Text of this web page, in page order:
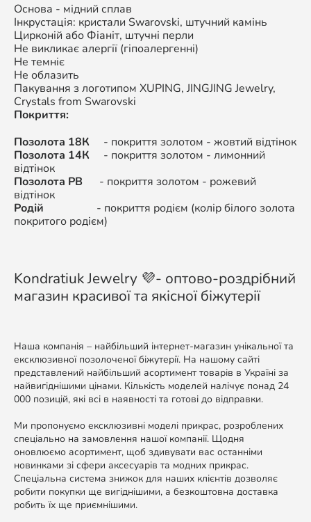
Основа - мідний сплав
Інкрустація: кристали Swarovski, штучний камінь
Цирконій або Фіаніт, штучні перли
Не викликає алергії (гіпоалергенні)
Не темніє
Не облазить
Пакування з логотипом XUPING, JINGJING Jewelry,
Crystals from Swarovski
Покриття:
Позолота 18К - покриття золотом - жовтий відтінок
Позолота 14К - покриття золотом - лимонний
відтінок
Позолота РВ - покриття золотом - рожевий
відтінок
Родій - покриття родієм (колір білого золота
покритого родієм)
Kondratiuk Jewelry 💜- оптово-роздрібний
магазин красивої та якісної біжутерії
Наша компанія – найбільший інтернет-магазин унікальної та
ексклюзивної позолоченої біжутерії. На нашому сайті
представлений найбільший асортимент товарів в Україні за
найвигіднішими цінами. Кількість моделей налічує понад 24
000 позицій, які всі в наявності та готові до відправки.
Ми пропонуємо ексклюзивні моделі прикрас, розроблених
спеціально на замовлення нашої компанії. Щодня
оновлюємо асортимент, щоб здивувати вас останніми
новинками зі сфери аксесуарів та модних прикрас.
Спеціальна система знижок для наших клієнтів дозволяє
робити покупки ще вигіднішими, а безкоштовна доставка
робить їх ще приємнішими.